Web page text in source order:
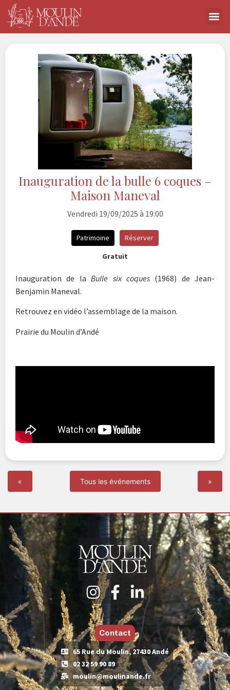
Inauguration de la bulle 6 coques –
Maison Maneval
Vendredi 19/09/2025 à 19:00
Patrimoine
Réserver
Gratuit
Inauguration de laBulle six coques(1968) de Jean-
Benjamin Maneval.
Retrouvez en vidéo l’assemblage de la maison.
Prairie du Moulin d’Andé
« Tous les événements »
Contact
65 Rue du Moulin, 27430 Andé
02 32 59 90 89
moulin@moulinande.fr